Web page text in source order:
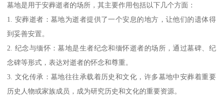
墓地是用于安葬逝者的场所，其主要作用包括以下几个方面：
1. 安葬逝者：墓地为逝者提供了一个安息的地方，让他们的遗体得
到妥善安置。
2. 纪念与缅怀：墓地是生者纪念和缅怀逝者的场所，通过墓碑、纪
念碑等形式，表达对逝者的怀念和尊重。
3. 文化传承：墓地往往承载着历史和文化，许多墓地中安葬着重要
历史人物或家族成员，成为研究历史和文化的重要资源。